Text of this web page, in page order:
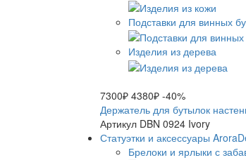
Подставки для винных
Изделия из дерева
7300₽ 4380₽ -40%
Держатель для бутылок
Артикул DBN 0924 Ivory
Статуэтки и аксессуары
Брелоки и ярлыки с